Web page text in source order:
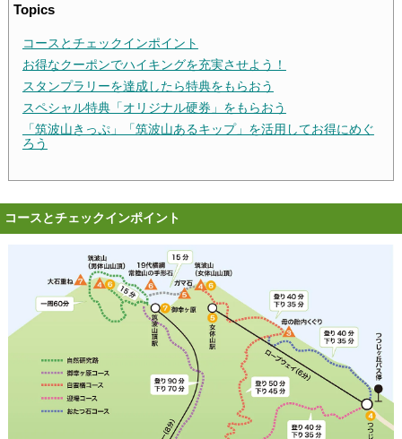
Topics
コースとチェックインポイント
お得なクーポンでハイキングを充実させよう！
スタンプラリーを達成したら特典をもらおう
スペシャル特典「オリジナル硬券」をもらおう
「筑波山きっぷ」「筑波山あるキップ」を活用してお得にめぐ
ろう
コースとチェックインポイント